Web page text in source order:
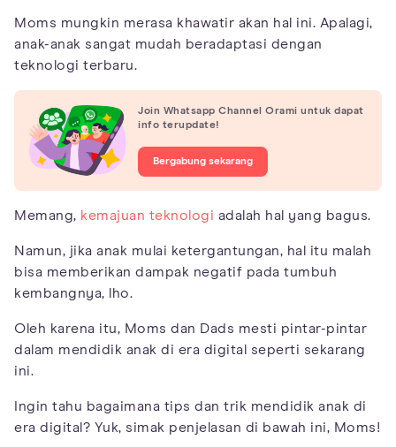
Moms mungkin merasa khawatir akan hal ini. Apalagi,
anak-anak sangat mudah beradaptasi dengan
teknologi terbaru.
Join Whatsapp Channel Orami untuk dapat
info terupdate!
Bergabung sekarang
Memang, kemajuan teknologi adalah hal yang bagus.
Namun, jika anak mulai ketergantungan, hal itu malah
bisa memberikan dampak negatif pada tumbuh
kembangnya, lho.
Oleh karena itu, Moms dan Dads mesti pintar-pintar
dalam mendidik anak di era digital seperti sekarang
ini.
Ingin tahu bagaimana tips dan trik mendidik anak di
era digital? Yuk, simak penjelasan di bawah ini, Moms!